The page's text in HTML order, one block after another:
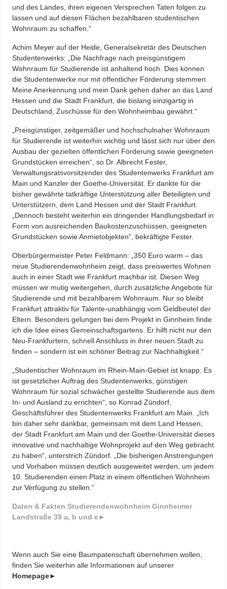
und des Landes, ihren eigenen Versprechen Taten folgen zu
lassen und auf diesen Flächen bezahlbaren studentischen
Wohnraum zu schaffen.“
Achim Meyer auf der Heide, Generalsekretär des Deutschen
Studentenwerks: „Die Nachfrage nach preisgünstigem
Wohnraum für Studierende ist anhaltend hoch. Dies können
die Studentenwerke nur mit öffentlicher Förderung stemmen.
Meine Anerkennung und mein Dank gehen daher an das Land
Hessen und die Stadt Frankfurt, die bislang einzigartig in
Deutschland, Zuschüsse für den Wohnheimbau gewährt.“
„Preisgünstiger, zeitgemäßer und hochschulnaher Wohnraum
für Studierende ist weiterhin wichtig und lässt sich nur über den
Ausbau der gezielten öffentlichen Förderung sowie geeigneten
Grundstücken erreichen“, so Dr. Albrecht Fester,
Verwaltungsratsvorsitzender des Studentenwerks Frankfurt am
Main und Kanzler der Goethe-Universität. Er dankte für die
bisher gewährte tatkräftige Unterstützung aller Beteiligten und
Unterstützern, dem Land Hessen und der Stadt Frankfurt.
„Dennoch besteht weiterhin ein dringender Handlungsbedarf in
Form von ausreichenden Baukostenzuschüssen, geeigneten
Grundstücken sowie Anmietobjekten“, bekräftigte Fester.
Oberbürgermeister Peter Feldmann: „350 Euro warm – das
neue Studierendenwohnheim zeigt, dass preiswertes Wohnen
auch in einer Stadt wie Frankfurt machbar ist. Diesen Weg
müssen wir mutig weitergehen, durch zusätzliche Angebote für
Studierende und mit bezahlbarem Wohnraum. Nur so bleibt
Frankfurt attraktiv für Talente-unabhängig vom Geldbeutel der
Eltern. Besonders gelungen bei dem Projekt in Ginnheim finde
ich die Idee eines Gemeinschaftsgartens. Er hilft nicht nur den
Neu-Frankfurtern, schnell Anschluss in ihrer neuen Stadt zu
finden – sondern ist ein schöner Beitrag zur Nachhaltigkeit.“
„Studentischer Wohnraum im Rhein-Main-Gebiet ist knapp. Es
ist gesetzlicher Auftrag des Studentenwerks, günstigen
Wohnraum für sozial schwächer gestellte Studierende aus dem
In- und Ausland zu errichten“, so Konrad Zündorf,
Geschäftsführer des Studentenwerks Frankfurt am Main. „Ich
bin daher sehr dankbar, gemeinsam mit dem Land Hessen,
der Stadt Frankfurt am Main und der Goethe-Universität dieses
innovative und nachhaltige Wohnprojekt auf den Weg gebracht
zu haben“, unterstrich Zündorf. „Die bisherigen Anstrengungen
und Vorhaben müssen deutlich ausgeweitet werden, um jedem
10. Studierenden einen Platz in einem öffentlichen Wohnheim
zur Verfügung zu stellen.“
Daten & Fakten Studierendenwohnheim Ginnheimer
Landstraße 39 a, b und c►
Wenn auch Sie eine Baumpatenschaft übernehmen wollen,
finden Sie weiterhin alle Informationen auf unserer
Homepage►